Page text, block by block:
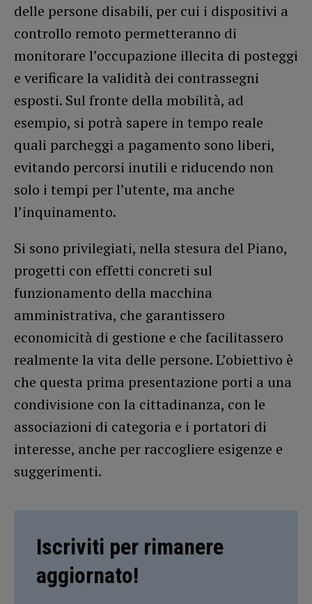
delle persone disabili, per cui i dispositivi a
controllo remoto permetteranno di
monitorare l’occupazione illecita di posteggi
e verificare la validità dei contrassegni
esposti. Sul fronte della mobilità, ad
esempio, si potrà sapere in tempo reale
quali parcheggi a pagamento sono liberi,
evitando percorsi inutili e riducendo non
solo i tempi per l’utente, ma anche
l’inquinamento.
Si sono privilegiati, nella stesura del Piano,
progetti con effetti concreti sul
funzionamento della macchina
amministrativa, che garantissero
economicità di gestione e che facilitassero
realmente la vita delle persone. L’obiettivo è
che questa prima presentazione porti a una
condivisione con la cittadinanza, con le
associazioni di categoria e i portatori di
interesse, anche per raccogliere esigenze e
suggerimenti.
Iscriviti per rimanere
aggiornato!